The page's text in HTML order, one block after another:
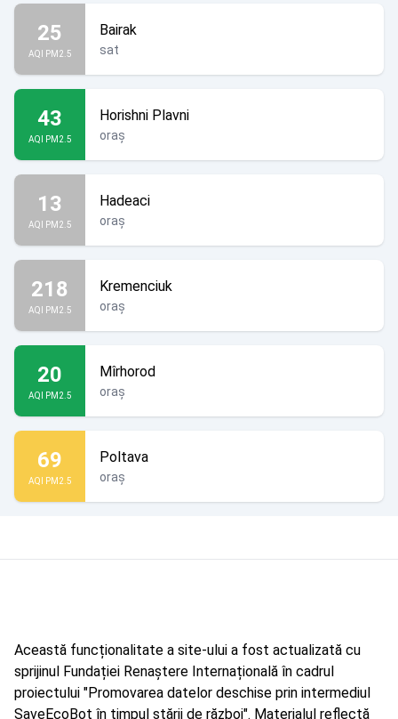
25
AQI PM2.5
Bairak
sat
43
AQI PM2.5
Horishni Plavni
oraș
13
AQI PM2.5
Hadeaci
oraș
218
AQI PM2.5
Kremenciuk
oraș
20
AQI PM2.5
Mîrhorod
oraș
69
AQI PM2.5
Poltava
oraș
Această funcționalitate a site-ului a fost actualizată cu
sprijinul Fundației Renaștere Internațională în cadrul
proiectului "Promovarea datelor deschise prin intermediul
SaveEcoBot în timpul stării de război". Materialul reflectă